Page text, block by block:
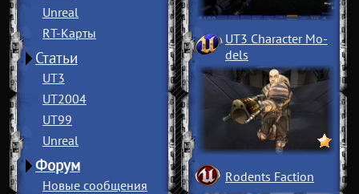
Unreal
RT-Карты
Статьи
UT3
UT2004
UT99
Unreal
Форум
Новые сообщения
UT3 Character Mo­
dels
Rodents Faction